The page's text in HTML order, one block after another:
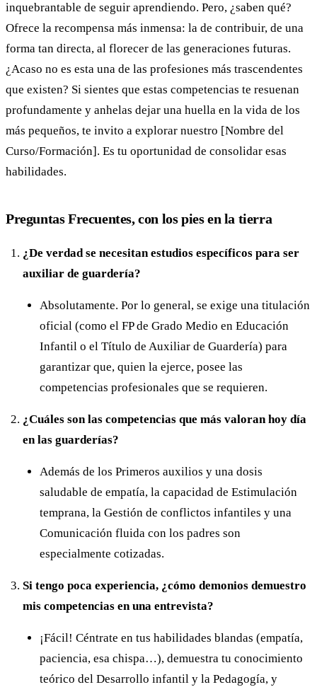
inquebrantable de seguir aprendiendo. Pero, ¿saben qué?
Ofrece la recompensa más inmensa: la de contribuir, de una
forma tan directa, al florecer de las generaciones futuras.
¿Acaso no es esta una de las profesiones más trascendentes
que existen? Si sientes que estas competencias te resuenan
profundamente y anhelas dejar una huella en la vida de los
más pequeños, te invito a explorar nuestro [Nombre del
Curso/Formación]. Es tu oportunidad de consolidar esas
habilidades.
Preguntas Frecuentes, con los pies en la tierra
¿De verdad se necesitan estudios específicos para ser
auxiliar de guardería?
Absolutamente. Por lo general, se exige una titulación
oficial (como el FP de Grado Medio en Educación
Infantil o el Título de Auxiliar de Guardería) para
garantizar que, quien la ejerce, posee las
competencias profesionales que se requieren.
¿Cuáles son las competencias que más valoran hoy día
en las guarderías?
Además de los Primeros auxilios y una dosis
saludable de empatía, la capacidad de Estimulación
temprana, la Gestión de conflictos infantiles y una
Comunicación fluida con los padres son
especialmente cotizadas.
Si tengo poca experiencia, ¿cómo demonios demuestro
mis competencias en una entrevista?
¡Fácil! Céntrate en tus habilidades blandas (empatía,
paciencia, esa chispa…), demuestra tu conocimiento
teórico del Desarrollo infantil y la Pedagogía, y